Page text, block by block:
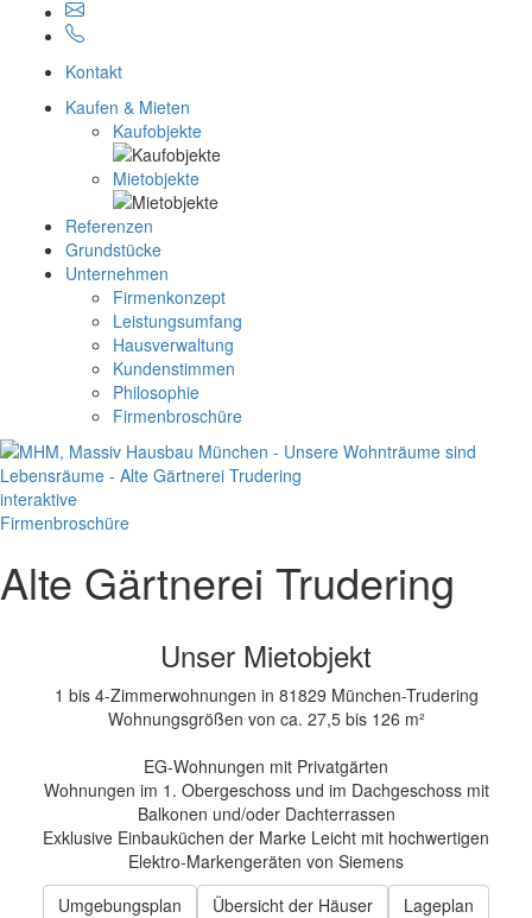
Kontakt
Kaufen & Mieten
Kaufobjekte
Mietobjekte
Referenzen
Grundstücke
Unternehmen
Firmenkonzept
Leistungsumfang
Hausverwaltung
Kundenstimmen
Philosophie
Firmenbroschüre
interaktive
Firmenbroschüre
Alte Gärtnerei Trudering
Unser Mietobjekt
1 bis 4-Zimmerwohnungen in 81829 München-Trudering
Wohnungsgrößen von ca. 27,5 bis 126 m²
EG-Wohnungen mit Privatgärten
Wohnungen im 1. Obergeschoss und im Dachgeschoss mit
Balkonen und/oder Dachterrassen
Exklusive Einbauküchen der Marke Leicht mit hochwertigen
Elektro-Markengeräten von Siemens
Umgebungsplan
Übersicht der Häuser
Lageplan